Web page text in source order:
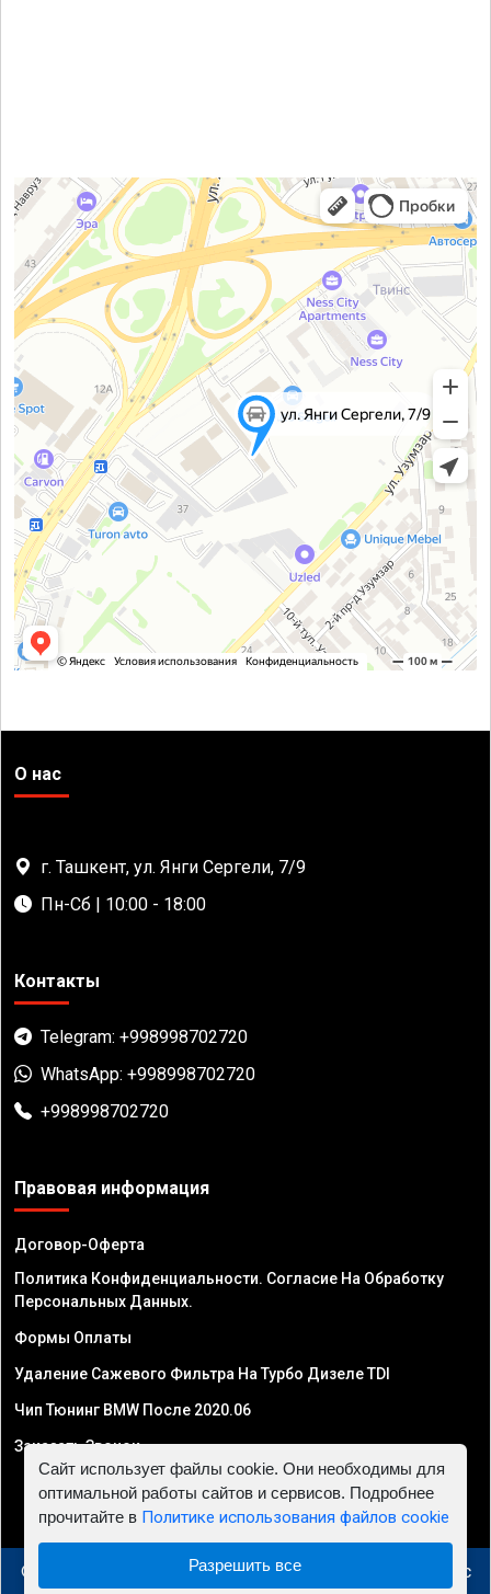
О нас
г. Ташкент, ул. Янги Сергели, 7/9
Пн-Сб | 10:00 - 18:00
Контакты
Telegram: +998998702720
WhatsApp: +998998702720
+998998702720
Правовая информация
Договор-Оферта
Политика Конфиденциальности. Согласие На Обработку
Персональных Данных.
Формы Оплаты
Удаление Сажевого Фильтра На Турбо Дизеле TDI
Чип Тюнинг BMW После 2020.06
Заказать Звонок
© 2010 - 2026 Чип тюнинг в Узбекистане - Автосервис
Сайт использует файлы cookie. Они необходимы для
оптимальной работы сайтов и сервисов. Подробнее
прочитайте в Политике использования файлов cookie
Разрешить все